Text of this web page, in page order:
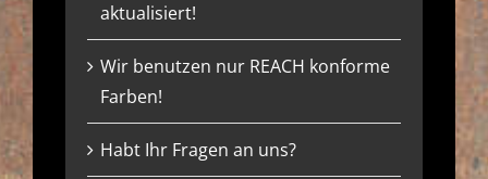
aktualisiert!
Wir benutzen nur REACH konforme
Farben!
Habt Ihr Fragen an uns?